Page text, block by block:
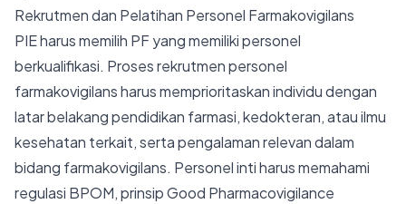
Rekrutmen dan Pelatihan Personel Farmakovigilans
PIE harus memilih PF yang memiliki personel
berkualifikasi. Proses rekrutmen personel
farmakovigilans harus memprioritaskan individu dengan
latar belakang pendidikan farmasi, kedokteran, atau ilmu
kesehatan terkait, serta pengalaman relevan dalam
bidang farmakovigilans. Personel inti harus memahami
regulasi BPOM, prinsip Good Pharmacovigilance